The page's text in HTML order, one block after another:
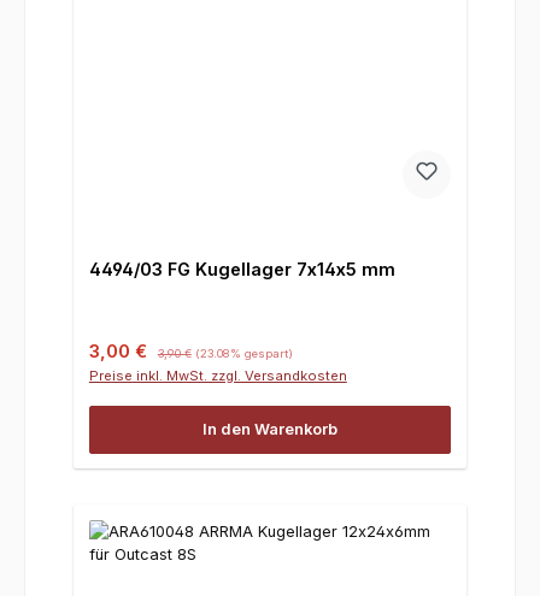
4494/03 FG Kugellager 7x14x5 mm
Verkaufspreis:
3,00 € 3,90 € (23.08% gespart)
Preise inkl. MwSt. zzgl. Versandkosten
In den Warenkorb